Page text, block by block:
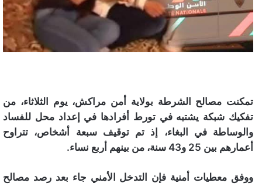
تمكنت مصالح الشرطة بولاية أمن مراكش، يوم الثلاثاء، من
تفكيك شبكة يشتبه في تورط أفرادها في إعداد محل للفساد
والوساطة في البغاء، إذ تم توقيف سبعة أشخاص، تتراوح
أعمارهم بين 25 و43 سنة، من بينهم أربع نساء.
ووفق معطيات أمنية فإن التدخل الأمني جاء بعد رصد مصالح